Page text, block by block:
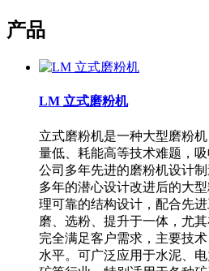
产品
LM 立式磨粉机
立式磨粉机是一种大型磨粉
量低、耗能高等技术难题，
公司多年先进的磨粉机设计
多年的潜心设计改进后的大
理可靠的结构设计，配合先
磨、选粉、提升于一体，尤
完全满足客户需求，主要技
水平。可广泛应用于水泥、